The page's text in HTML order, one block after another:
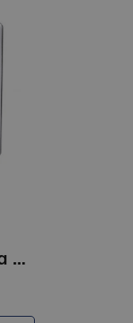
Dienasgrāmata Private balacron